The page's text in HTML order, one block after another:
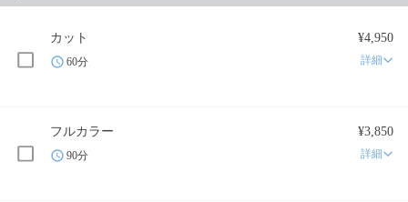
カット ¥4,950
60分 詳細
フルカラー ¥3,850
90分 詳細